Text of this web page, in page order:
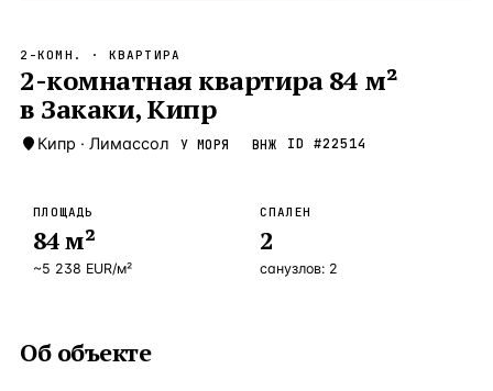
Новороссийск —Локация Россия · 2
Стамбул —Локация
Анталия
ЧАСТО ИЩУТ
Турция
2-КОМН. · КВАРТИРА
2-комнатная квартира 84 м²
в Закаки, Кипр
Кипр · Лимассол У МОРЯ ВНЖ ID #22514
ПЛОЩАДЬ
84м²
~5 238 EUR/м²
СПАЛЕН
2
санузлов: 2
Об объекте